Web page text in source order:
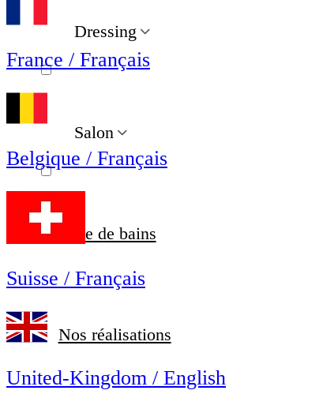
Dressing
Salon
Salle de bains
Nos réalisations
France / Français
Belgique / Français
Suisse / Français
United-Kingdom / English